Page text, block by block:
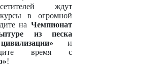
ждут
в огромной
на Чемпионат
из песка
и
время с
!